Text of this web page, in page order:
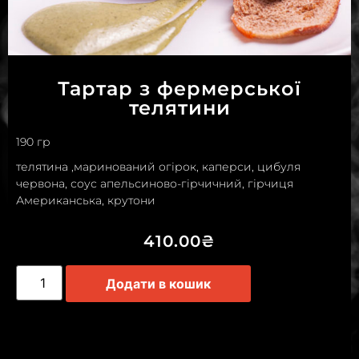
Тартар з фермерської
телятини
190 гр
телятина ,маринований огірок, каперси, цибуля
червона, соус апельсиново-гірчичний, гірчиця
Американська, крутони
410.00₴
Додати в кошик